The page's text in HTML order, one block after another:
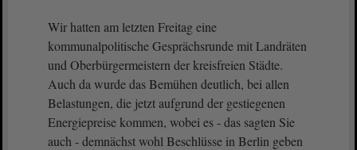
Wir hatten am letzten Freitag eine
kommunalpolitische Gesprächsrunde mit Landräten
und Oberbürgermeistern der kreisfreien Städte.
Auch da wurde das Bemühen deutlich, bei allen
Belastungen, die jetzt aufgrund der gestiegenen
Energiepreise kommen, wobei es - das sagten Sie
auch - demnächst wohl Beschlüsse in Berlin geben